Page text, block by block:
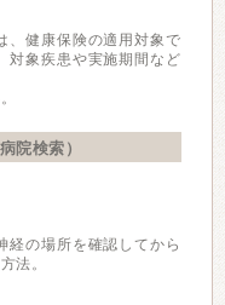
、健康保険の適用対象で
対象疾患や実施期間など
院検索）
経の場所を確認してから
法。